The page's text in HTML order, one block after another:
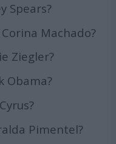
Spears?
Machado?
Ziegler?
Obama?
Pimentel?